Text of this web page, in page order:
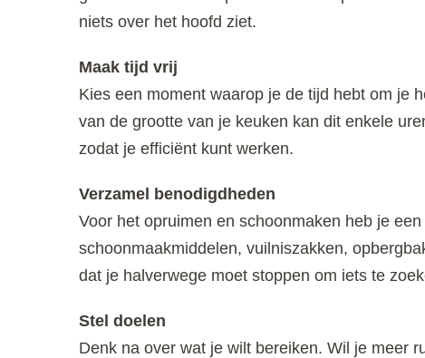
niets over het hoofd ziet.
Maak tijd vrij
Kies een moment waarop je de tijd hebt om je
van de grootte van je keuken kan dit enkele
zodat je efficiënt kunt werken.
Verzamel benodigdheden
Voor het opruimen en schoonmaken heb je
schoonmaakmiddelen, vuilniszakken,
dat je halverwege moet stoppen om iets te
Stel doelen
Denk na over wat je wilt bereiken. Wil je meer